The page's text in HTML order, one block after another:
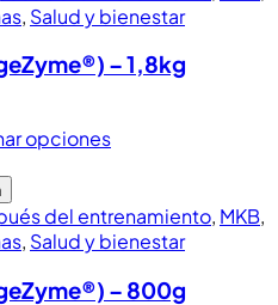
, Salud y bienestar
– 1,8kg
opciones
del entrenamiento, MKB,
, Salud y bienestar
– 800g